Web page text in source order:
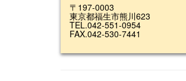
〒197-0003
東京都福生市熊川623
TEL.042-551-0954
FAX.042-530-7441